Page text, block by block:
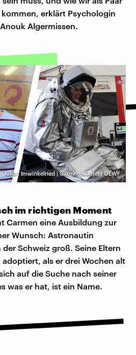
erklärt Psychologin
Algermissen.
Kilian Imwinkelried | Carmen Köhler | OEWF
im richtigen Moment
Carmen eine Ausbildung zur
Wunsch: Astronautin
Schweiz groß. Seine Eltern
als er drei Wochen alt
auf die Suche nach seiner
was er hat, ist ein Name.